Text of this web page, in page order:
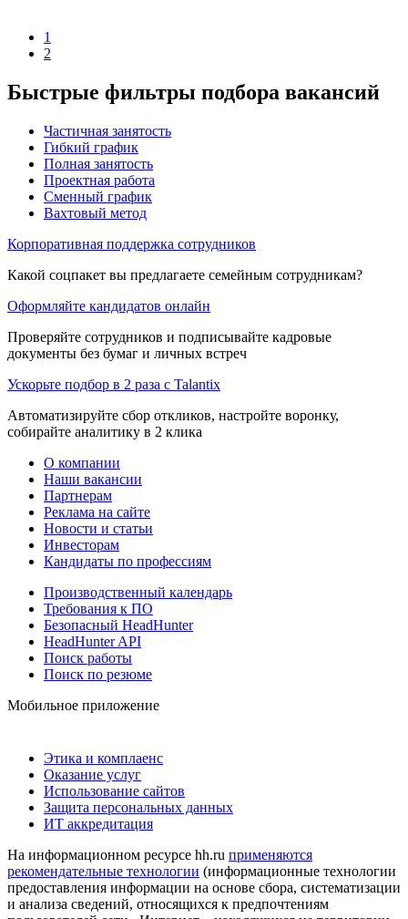
1
2
Быстрые фильтры подбора вакансий
Частичная занятость
Гибкий график
Полная занятость
Проектная работа
Сменный график
Вахтовый метод
Корпоративная поддержка сотрудников
Какой соцпакет вы предлагаете семейным сотрудникам?
Оформляйте кандидатов онлайн
Проверяйте сотрудников и подписывайте кадровые
документы без бумаг и личных встреч
Ускорьте подбор в 2 раза с Talantix
Автоматизируйте сбор откликов, настройте воронку,
собирайте аналитику в 2 клика
О компании
Наши вакансии
Партнерам
Реклама на сайте
Новости и статьи
Инвесторам
Кандидаты по профессиям
Производственный календарь
Требования к ПО
Безопасный HeadHunter
HeadHunter API
Поиск работы
Поиск по резюме
Мобильное приложение
Этика и комплаенс
Оказание услуг
Использование сайтов
Защита персональных данных
ИТ аккредитация
На информационном ресурсе hh.ru применяются
рекомендательные технологии (информационные технологии
предоставления информации на основе сбора, систематизации
и анализа сведений, относящихся к предпочтениям